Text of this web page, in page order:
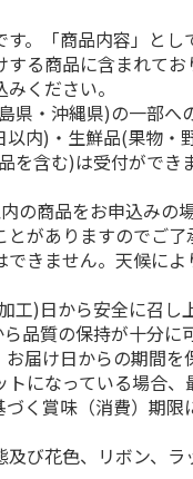
。「商品内容」とし
る商品に含まれて
ください。
県・沖縄県)の一部へ
内)・生鮮品(果物・
を含む)は受付ができ
の商品をお申込みの
がありますのでご了
きません。天候によ
工)日から安全に召し
品質の保持が十分に
届け日からの期間を
になっている場合
づく賞味（消費）期
び花色、リボン、ラ